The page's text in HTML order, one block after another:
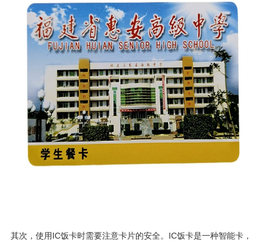
其次，使用IC饭卡时需要注意卡片的安全。IC饭卡是一种智能卡，